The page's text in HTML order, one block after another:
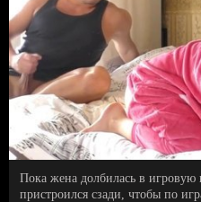
Пока жена долбилась в
пристроился сзади, чтобы по